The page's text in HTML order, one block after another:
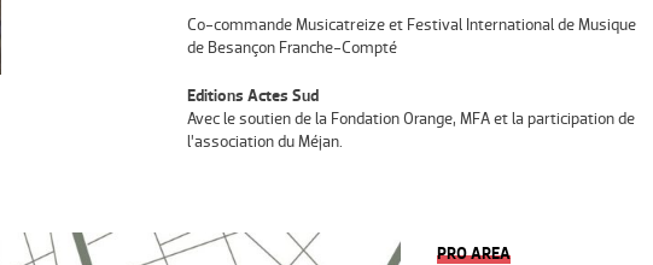
Co-commande Musicatreize et Festival International de Musique
de Besançon Franche-Compté
Editions Actes Sud
Avec le soutien de la Fondation Orange, MFA et la participation de
l’association du Méjan.
PRO AREA